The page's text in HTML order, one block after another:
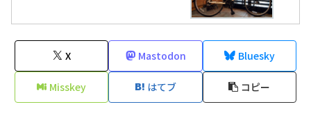
X Mastodon Bluesky
Misskey はてブ コピー